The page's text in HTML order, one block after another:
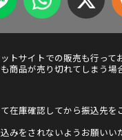
トサイトでの販売も行って
商品が売り切れてしまう場
在庫確認してから振込先を
みをされないようお願いい